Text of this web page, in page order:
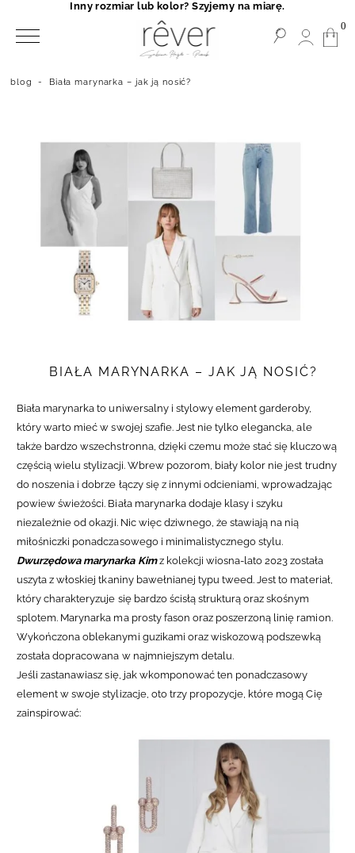
blog - Biała marynarka – jak ją nosić?
BIAŁA MARYNARKA – JAK JĄ NOSIĆ?
Biała marynarka to uniwersalny i stylowy element garderoby,
który warto mieć w swojej szafie. Jest nie tylko elegancka, ale
także bardzo wszechstronna, dzięki czemu może stać się kluczową
częścią wielu stylizacji. Wbrew pozorom, biały kolor nie jest trudny
do noszenia i dobrze łączy się z innymi odcieniami, wprowadzając
powiew świeżości. Biała marynarka dodaje klasy i szyku
niezależnie od okazji. Nic więc dziwnego, że stawiają na nią
miłośniczki ponadczasowego i minimalistycznego stylu.
Dwurzędowa marynarka Kim z kolekcji wiosna-lato 2023 została
uszyta z włoskiej tkaniny bawełnianej typu tweed. Jest to materiał,
który charakteryzuje się bardzo ścisłą strukturą oraz skośnym
splotem. Marynarka ma prosty fason oraz poszerzoną linię ramion.
Wykończona oblekanymi guzikami oraz wiskozową podszewką
została dopracowana w najmniejszym detalu.
Jeśli zastanawiasz się, jak wkomponować ten ponadczasowy
element w swoje stylizacje, oto trzy propozycje, które mogą Cię
zainspirować:
0
Inny rozmiar lub kolor? Szyjemy na miarę.